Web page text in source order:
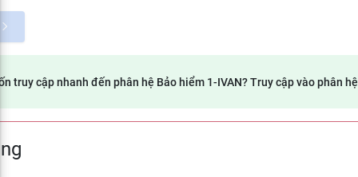
truy cập nhanh đến phân hệ Bảo hiểm 1-IVAN? Truy cập vào phân